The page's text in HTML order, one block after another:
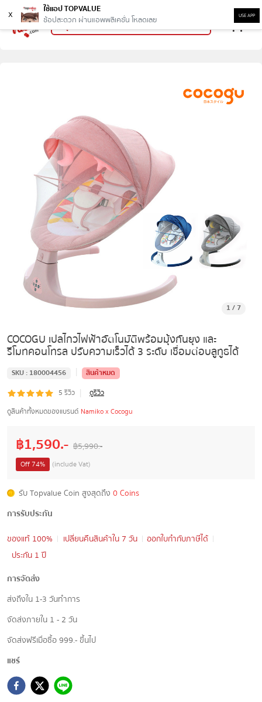
x
ใช้แอป TOPVALUE
ช้อปสะดวก ผ่านแอพพลิเคชั่น โหลดเลย
USE APP
1 / 7
COCOGU เปลไกวไฟฟ้าอัตโนมัติพร้อมมุ้งกันยุง และ
รีโมทคอนโทรล ปรับความเร็วได้ 3 ระดับ เชื่อมต่อบลูทูธได้
SKU : 180004456 |
สินค้าหมด
5 รีวิว |
ดูรีวิว
ดูสินค้าทั้งหมดของแบรนด์ Namiko x Cocogu
฿1,590.- ฿5,990.-
Off74% (include Vat)
รับ Topvalue Coin สูงสุดถึง 0 Coins
การรับประกัน
ของแท้ 100%
เปลี่ยนคืนสินค้าใน 7 วัน
ออกใบกำกับภาษีได้
ประกัน 1 ปี
การจัดส่ง
ส่งถึงใน 1-3 วันทำการ
จัดส่งภายใน 1 - 2 วัน
จัดส่งฟรีเมื่อซื้อ 999.- ขึ้นไป
แชร์